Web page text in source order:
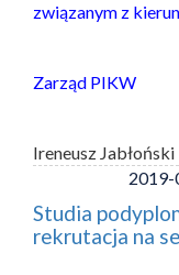
związanym z
Zarząd PIKW
Ireneusz Jabłoński
2019-
Studia
rekrutacja na